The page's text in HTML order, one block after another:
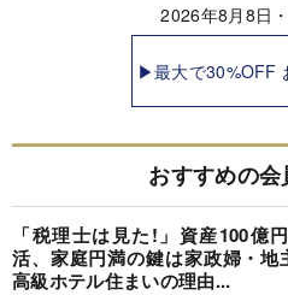
2026年8月8日
▶最大で30%OFF
おすすめの
「税理士は見た!」資産100億
活、家庭円満の鍵は家政婦・地
高級ホテル住まいの理由...